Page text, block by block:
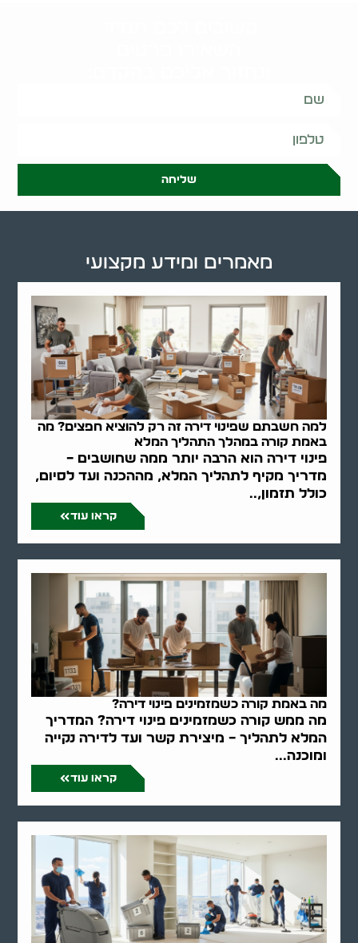
שליחה
למה חשבתם שפינוי דירה זה רק להוציא חפצים? מה
באמת קורה במהלך התהליך המלא
פינוי דירה הוא הרבה יותר ממה שחושבים –
מדריך מקיף לתהליך המלא, מההכנה ועד לסיום,
כולל תזמון,..
קראו עוד
מה באמת קורה כשמזמינים פינוי דירה?
מה ממש קורה כשמזמינים פינוי דירה? המדריך
המלא לתהליך – מיצירת קשר ועד לדירה נקייה
ומוכנה...
קראו עוד
מאמרים ומידע מקצועי